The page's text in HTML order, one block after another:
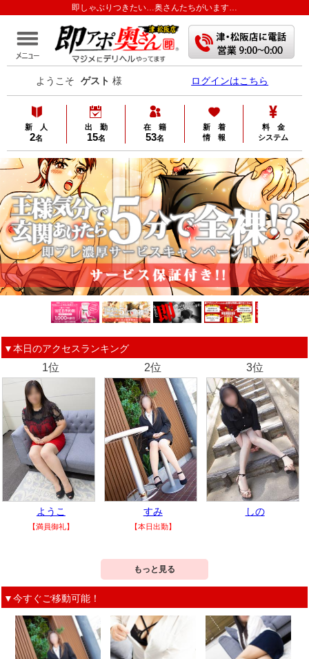
即しゃぶりつきたい…奥さんたちがいます…
ようこそ ゲスト 様 ログインはこちら
新 人
2名
出 勤
15名
在 籍
53名
新 着
情 報
料 金
システム
▼本日のアクセスランキング
1位
ようこ
【満員御礼】
2位
すみ
【本日出勤】
3位
しの
もっと見る
▼今すぐご移動可能！